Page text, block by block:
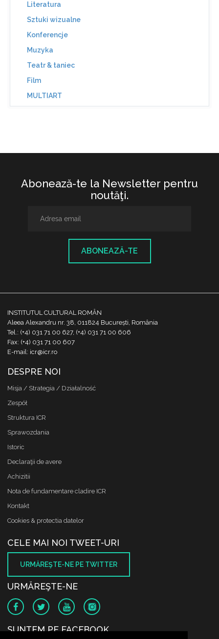
Literatura
Sztuki wizualne
Konferencje
Muzyka
Teatr & taniec
Film
MULTIART
Abonează-te la Newsletter pentru
noutăţi.
ABONEAZĂ-TE
INSTITUTUL CULTURAL ROMÂN
Aleea Alexandru nr. 38, 011824 București, România
Tel.: (+4) 031 71 00 627, (+4) 031 71 00 606
Fax: (+4) 031 71 00 607
E-mail: icr@icr.ro
DESPRE NOI
Misja / Strategia / Działalność
Zespół
Struktura ICR
Sprawozdania
Istoric
Declaraţii de avere
Achizitii
Nota de fundamentare cladire ICR
Kontakt
Cookies & protectia datelor
CELE MAI NOI TWEET-URI
URMĂREŞTE-NE PE TWITTER
URMĂREŞTE-NE
SUNTEM PE FACEBOOK